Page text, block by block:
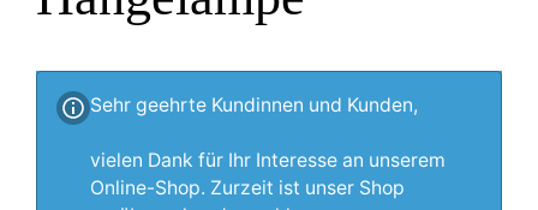
Sehr geehrte Kundinnen und Kunden,
vielen Dank für Ihr Interesse an unserem
Online-Shop. Zurzeit ist unser Shop